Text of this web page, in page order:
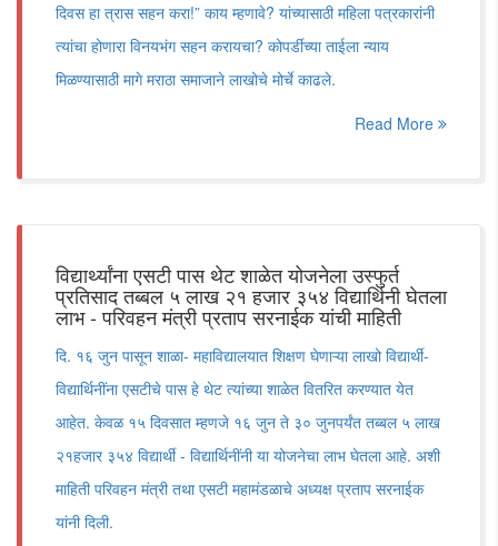
दिवस हा त्रास सहन करा!” काय म्हणावे? यांच्यासाठी महिला पत्रकारांनी
त्यांचा होणारा विनयभंग सहन करायचा? कोपर्डीच्या ताईला न्याय
मिळण्यासाठी मागे मराठा समाजाने लाखोचे मोर्चे काढले.
Read More
विद्यार्थ्यांना एसटी पास थेट शाळेत योजनेला उस्फुर्त
प्रतिसाद तब्बल ५ लाख २१ हजार ३५४ विद्यार्थिनी घेतला
लाभ - परिवहन मंत्री प्रताप सरनाईक यांची माहिती
दि. १६ जुन पासून शाळा- महाविद्यालयात शिक्षण घेणाऱ्या लाखो विद्यार्थी-
विद्यार्थिनींना एसटीचे पास हे थेट त्यांच्या शाळेत वितरित करण्यात येत
आहेत. केवळ १५ दिवसात म्हणजे १६ जुन ते ३० जुनपर्यंत तब्बल ५ लाख
२१हजार ३५४ विद्यार्थी - विद्यार्थिनींनी या योजनेचा लाभ घेतला आहे. अशी
माहिती परिवहन मंत्री तथा एसटी महामंडळाचे अध्यक्ष प्रताप सरनाईक
यांनी दिली.